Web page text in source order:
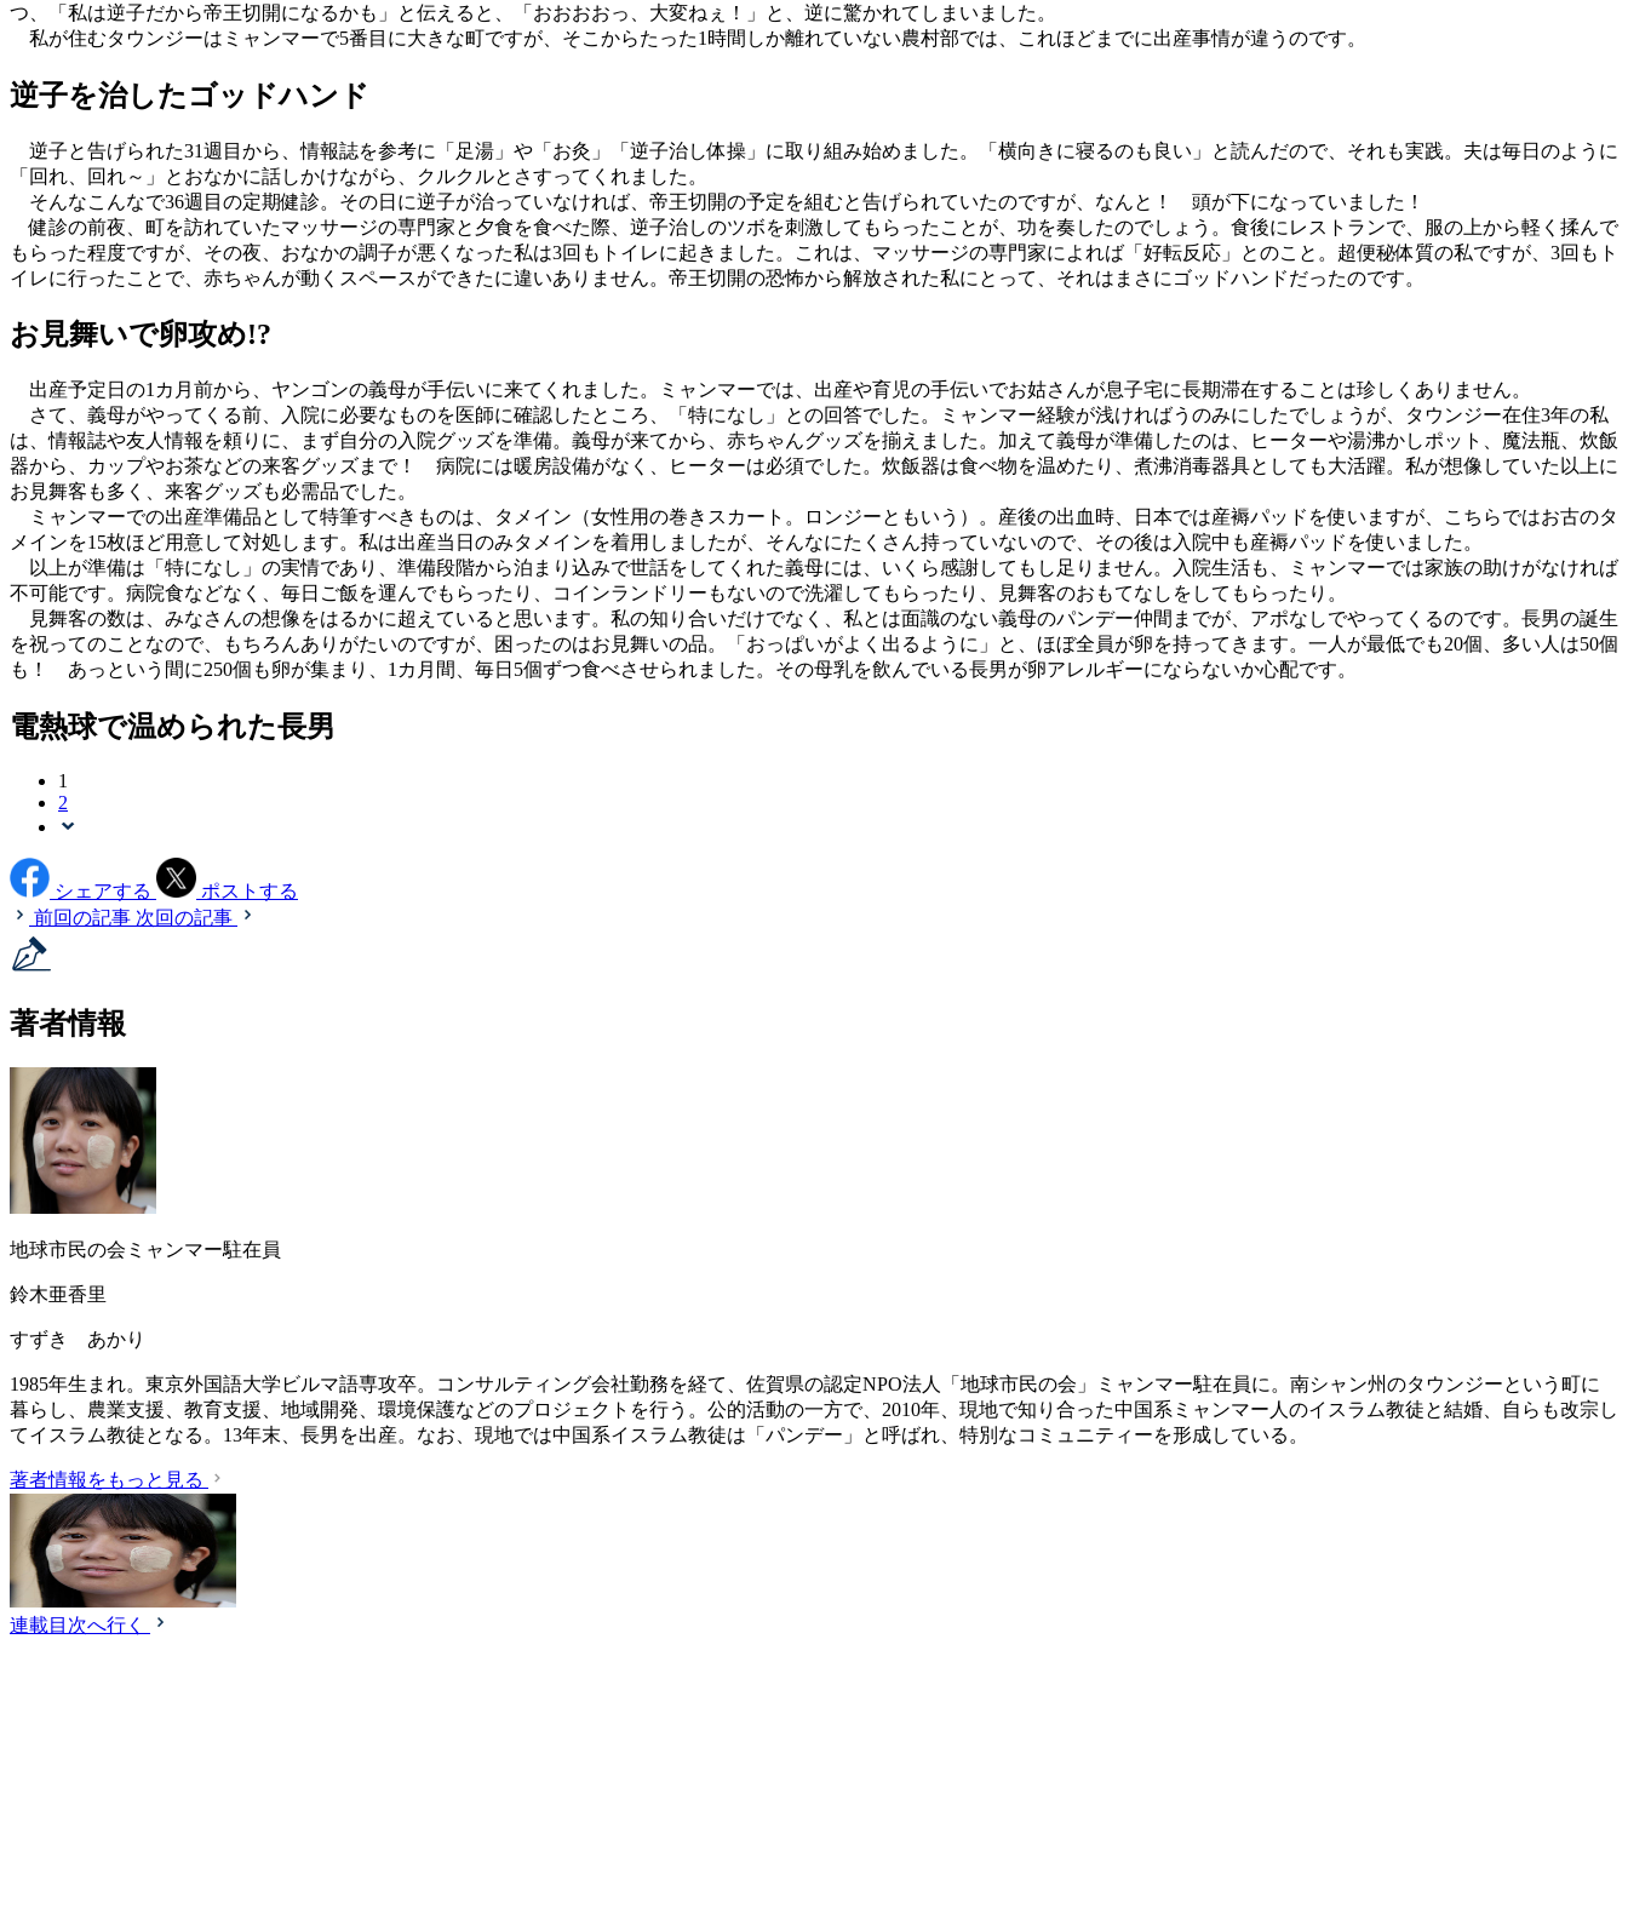
つ、「私は逆子だから帝王切開になるかも」と伝えると、「おおおおっ、大変ねぇ！」と、逆に驚かれてしまいました。
私が住むタウンジーはミャンマーで5番目に大きな町ですが、そこからたった1時間しか離れていない農村部では、これほどまでに出産事情が違うのです。
逆子を治したゴッドハンド
逆子と告げられた31週目から、情報誌を参考に「足湯」や「お灸」「逆子治し体操」に取り組み始めました。「横向きに寝るのも良い」と読んだので、それも実践。夫は毎日のように
「回れ、回れ～」とおなかに話しかけながら、クルクルとさすってくれました。
そんなこんなで36週目の定期健診。その日に逆子が治っていなければ、帝王切開の予定を組むと告げられていたのですが、なんと！ 頭が下になっていました！
健診の前夜、町を訪れていたマッサージの専門家と夕食を食べた際、逆子治しのツボを刺激してもらったことが、功を奏したのでしょう。食後にレストランで、服の上から軽く揉んで
もらった程度ですが、その夜、おなかの調子が悪くなった私は3回もトイレに起きました。これは、マッサージの専門家によれば「好転反応」とのこと。超便秘体質の私ですが、3回もト
イレに行ったことで、赤ちゃんが動くスペースができたに違いありません。帝王切開の恐怖から解放された私にとって、それはまさにゴッドハンドだったのです。
お見舞いで卵攻め!?
出産予定日の1カ月前から、ヤンゴンの義母が手伝いに来てくれました。ミャンマーでは、出産や育児の手伝いでお姑さんが息子宅に長期滞在することは珍しくありません。
さて、義母がやってくる前、入院に必要なものを医師に確認したところ、「特になし」との回答でした。ミャンマー経験が浅ければうのみにしたでしょうが、タウンジー在住3年の私
は、情報誌や友人情報を頼りに、まず自分の入院グッズを準備。義母が来てから、赤ちゃんグッズを揃えました。加えて義母が準備したのは、ヒーターや湯沸かしポット、魔法瓶、炊飯
器から、カップやお茶などの来客グッズまで！ 病院には暖房設備がなく、ヒーターは必須でした。炊飯器は食べ物を温めたり、煮沸消毒器具としても大活躍。私が想像していた以上に
お見舞客も多く、来客グッズも必需品でした。
ミャンマーでの出産準備品として特筆すべきものは、タメイン（女性用の巻きスカート。ロンジーともいう）。産後の出血時、日本では産褥パッドを使いますが、こちらではお古のタ
メインを15枚ほど用意して対処します。私は出産当日のみタメインを着用しましたが、そんなにたくさん持っていないので、その後は入院中も産褥パッドを使いました。
以上が準備は「特になし」の実情であり、準備段階から泊まり込みで世話をしてくれた義母には、いくら感謝してもし足りません。入院生活も、ミャンマーでは家族の助けがなければ
不可能です。病院食などなく、毎日ご飯を運んでもらったり、コインランドリーもないので洗濯してもらったり、見舞客のおもてなしをしてもらったり。
見舞客の数は、みなさんの想像をはるかに超えていると思います。私の知り合いだけでなく、私とは面識のない義母のパンデー仲間までが、アポなしでやってくるのです。長男の誕生
を祝ってのことなので、もちろんありがたいのですが、困ったのはお見舞いの品。「おっぱいがよく出るように」と、ほぼ全員が卵を持ってきます。一人が最低でも20個、多い人は50個
も！ あっという間に250個も卵が集まり、1カ月間、毎日5個ずつ食べさせられました。その母乳を飲んでいる長男が卵アレルギーにならないか心配です。
電熱球で温められた長男
1
2
シェアする
ポストする
前回の記事 次回の記事
著者情報
地球市民の会ミャンマー駐在員
鈴木亜香里
すずき あかり
1985年生まれ。東京外国語大学ビルマ語専攻卒。コンサルティング会社勤務を経て、佐賀県の認定NPO法人「地球市民の会」ミャンマー駐在員に。南シャン州のタウンジーという町に
暮らし、農業支援、教育支援、地域開発、環境保護などのプロジェクトを行う。公的活動の一方で、2010年、現地で知り合った中国系ミャンマー人のイスラム教徒と結婚、自らも改宗し
てイスラム教徒となる。13年末、長男を出産。なお、現地では中国系イスラム教徒は「パンデー」と呼ばれ、特別なコミュニティーを形成している。
著者情報をもっと見る
連載目次へ行く